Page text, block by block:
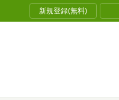
新規登録(無料)